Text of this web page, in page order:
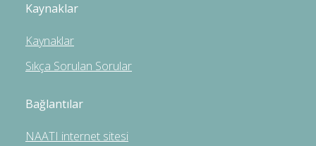
Kaynaklar
Kaynaklar
Sıkça Sorulan Sorular
Bağlantılar
NAATI internet sitesi